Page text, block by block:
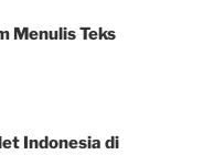
Menulis Teks
Indonesia di